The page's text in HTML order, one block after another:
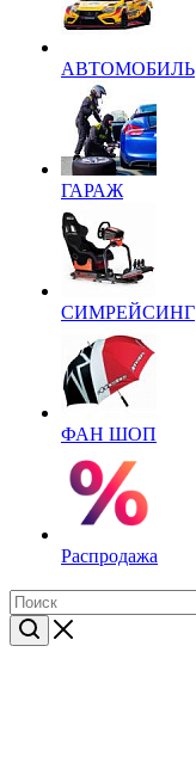
АВТОМОБИЛЬ
ГАРАЖ
СИМРЕЙСИНГ
ФАН ШОП
Распродажа